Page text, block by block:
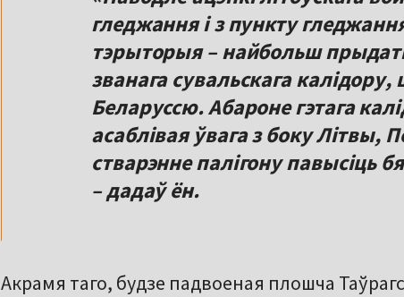
гледжання і з пункту
тэрыторыя – найбольш
званага сувальскага
Беларуссю. Абароне гэтага
асаблівая ўвага з боку Літвы,
стварэнне палігону павысіць
– дадаў ён.
Акрамя таго, будзе падвоеная плошча